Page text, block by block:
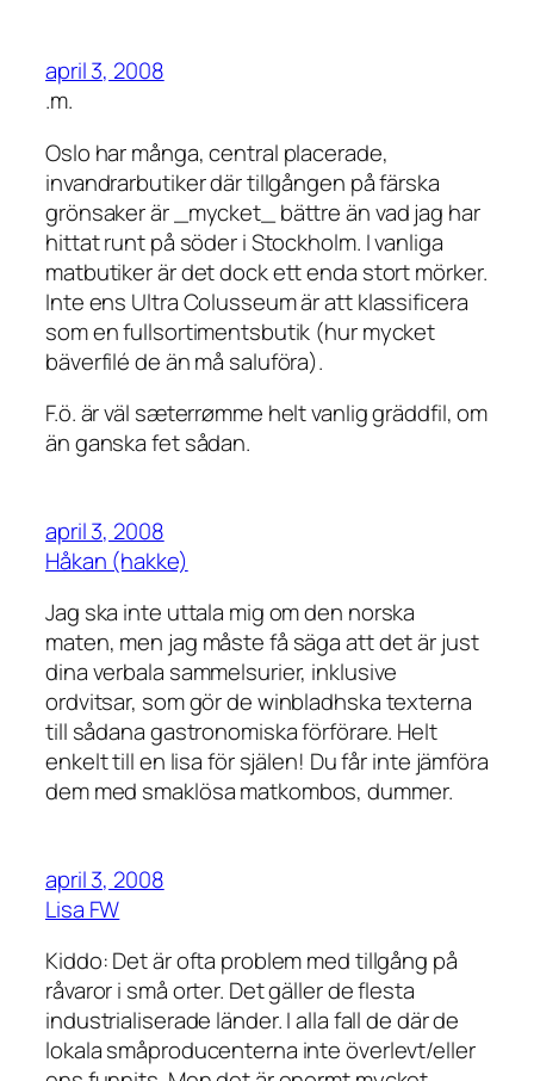
april 3, 2008
.m.
Oslo har många, central placerade,
invandrarbutiker där tillgången på färska
grönsaker är _mycket_ bättre än vad jag har
hittat runt på söder i Stockholm. I vanliga
matbutiker är det dock ett enda stort mörker.
Inte ens Ultra Colusseum är att klassificera
som en fullsortimentsbutik (hur mycket
bäverfilé de än må saluföra).
F.ö. är väl sæterrømme helt vanlig gräddfil, om
än ganska fet sådan.
april 3, 2008
Håkan (hakke)
Jag ska inte uttala mig om den norska
maten, men jag måste få säga att det är just
dina verbala sammelsurier, inklusive
ordvitsar, som gör de winbladhska texterna
till sådana gastronomiska förförare. Helt
enkelt till en lisa för själen! Du får inte jämföra
dem med smaklösa matkombos, dummer.
april 3, 2008
Lisa FW
Kiddo: Det är ofta problem med tillgång på
råvaror i små orter. Det gäller de flesta
industrialiserade länder. I alla fall de där de
lokala småproducenterna inte överlevt/eller